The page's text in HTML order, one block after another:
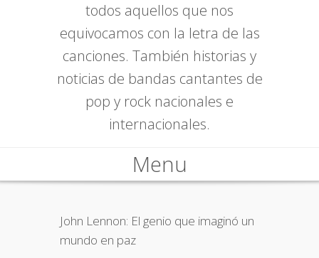
todos aquellos que nos
equivocamos con la letra de las
canciones. También historias y
noticias de bandas cantantes de
pop y rock nacionales e
internacionales.
Menu
John Lennon: El genio que imaginó un
mundo en paz